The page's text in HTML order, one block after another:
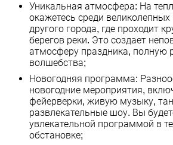
Уникальная атмосфера: На
окажетесь среди
другого города, где проходит
берегов реки. Это создает
атмосферу праздника, полную
волшебства;
Новогодняя программа:
новогодние мероприятия,
фейерверки, живую музыку,
развлекательные шоу. Вы
увлекательной программой в
обстановке;